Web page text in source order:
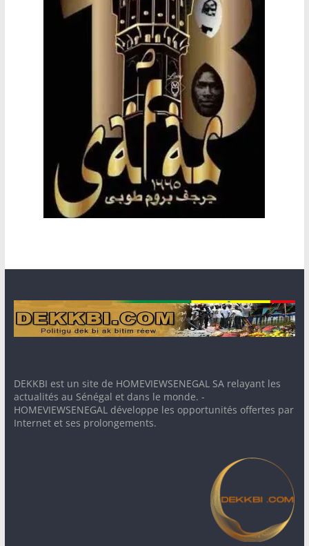
DEKKBI est un site de HOMEVIEWSENEGAL SA relayant les
actualités au Sénégal et dans le monde. -
HOMEVIEWSENEGAL développe les opportunités offertes par
Internet et ses prolongements.